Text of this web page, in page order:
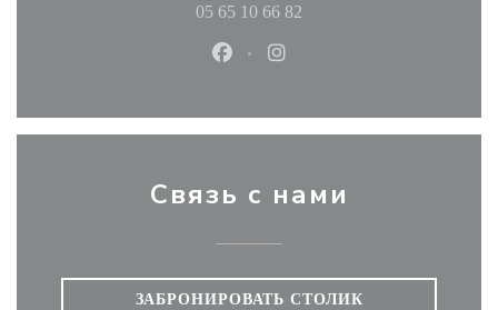
05 65 10 66 82
Facebook ((открывается в
Связь с нами
ЗАБРОНИРОВАТЬ СТОЛИК